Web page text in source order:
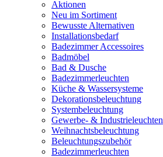
Aktionen
Neu im Sortiment
Bewusste Alternativen
Installationsbedarf
Badezimmer Accessoires
Badmöbel
Bad & Dusche
Badezimmerleuchten
Küche & Wassersysteme
Dekorationsbeleuchtung
Systembeleuchtung
Gewerbe- & Industrieleuchten
Weihnachtsbeleuchtung
Beleuchtungszubehör
Badezimmerleuchten